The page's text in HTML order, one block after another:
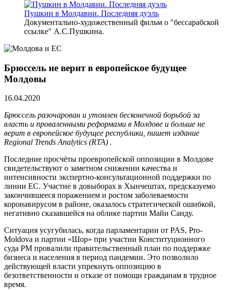
Пушкин в Молдавии. Последняя дуэль
Документально-художественный фильм о "бессарабской
ссылке" А.С.Пушкина.
Брюссель не верит в европейское будущее
Молдовы
16.04.2020
Брюссель разочарован и утомлен бесконечной борьбой за
власть и проваленными реформами в Молдове и больше не
верит в европейское будущее республики, пишет издание
Regional Trends Analytics (RTA) .
Последние просчёты проевропейской оппозиции в Молдове
свидетельствуют о заметном снижении качества и
интенсивности экспертно-консультационной поддержки по
линии ЕС. Участие в довыборах в Хынчештах, предсказуемо
закончившееся поражением и ростом заболеваемости
коронавирусом в районе, оказалось стратегической ошибкой,
негативно сказавшейся на облике партии Майи Санду.
Ситуация усугубилась, когда парламентарии от PAS, Pro-
Moldova и партии «Шор» при участии Конституционного
суда РМ провалили правительственный план по поддержке
бизнеса и населения в период пандемии. Это позволило
действующей власти упрекнуть оппозицию в
безответственности и отказе от помощи гражданам в трудное
время.